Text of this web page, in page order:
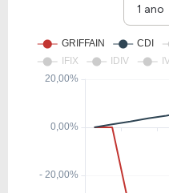
1 ano